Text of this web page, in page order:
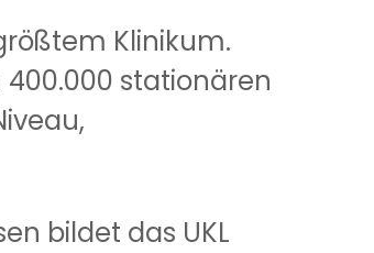
Klinikum.
stationären
bildet das UKL